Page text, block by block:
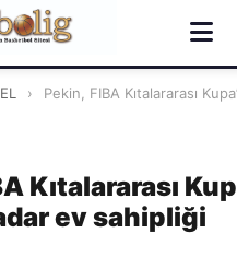
›
Pekin, FIBA Kıtalararası
Kıtalararası
ev sahipliği